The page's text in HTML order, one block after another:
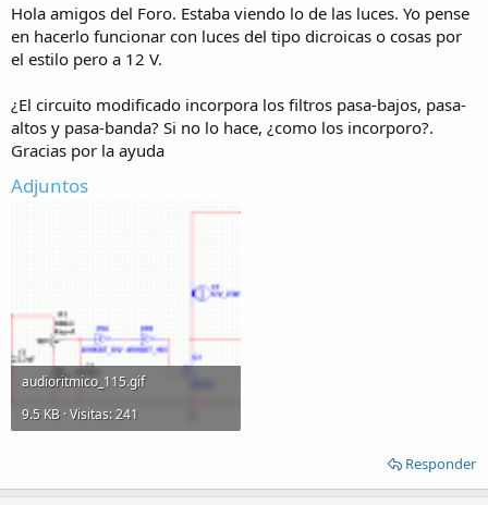
Hola amigos del Foro. Estaba viendo lo de las luces. Yo pense
en hacerlo funcionar con luces del tipo dicroicas o cosas por
el estilo pero a 12 V.
¿El circuito modificado incorpora los filtros pasa-bajos, pasa-
altos y pasa-banda? Si no lo hace, ¿como los incorporo?.
Gracias por la ayuda
Adjuntos
audioritmico_115.gif
9.5 KB · Visitas: 241
Responder